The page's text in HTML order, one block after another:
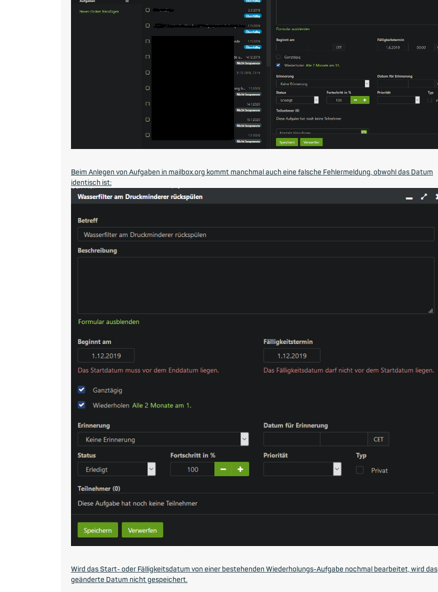
Beim Anlegen von Aufgaben in mailbox.org kommt manchmal auch eine falsche Fehlermeldung, obwohl das Datum
identisch ist:
Wird das Start- oder Fälligkeitsdatum von einer bestehenden Wiederholungs-Aufgabe nochmal bearbeitet, wird das
geänderte Datum nicht gespeichert.